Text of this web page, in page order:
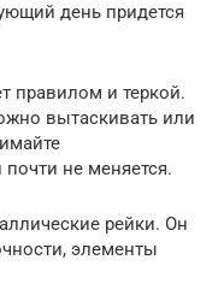
день придется
правилом и теркой.
вытаскивать или
не меняется.
рейки. Он
элементы